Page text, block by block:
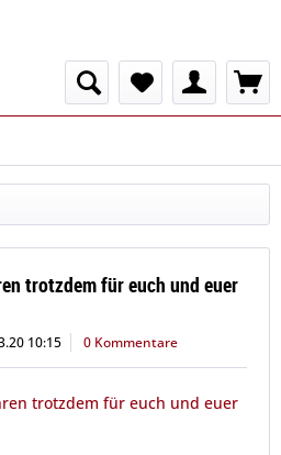
trotzdem für euch und euer
10:15 0 Kommentare